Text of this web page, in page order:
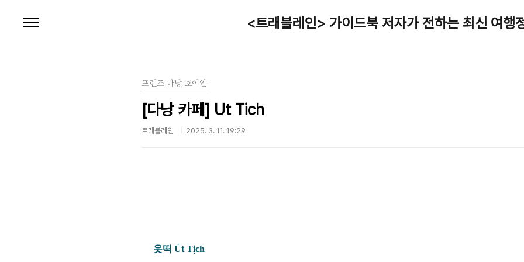
<트래블레인> 가이드북 저자가 전하는 최신 여행
프렌즈 다낭 호이안
[다낭 카페] Ut Tich
트래블레인 2025. 3. 11. 19:29
웃띡 Út Tịch